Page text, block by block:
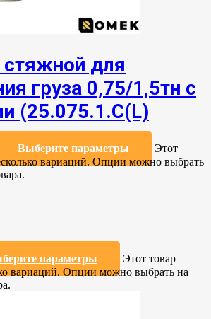
для
груза 0,75/1,5тн с
(25.075.1.С(L)
Выберите параметры
Этот
вариаций. Опции можно выбрать
параметры
Этот товар
вариаций. Опции можно выбрать на